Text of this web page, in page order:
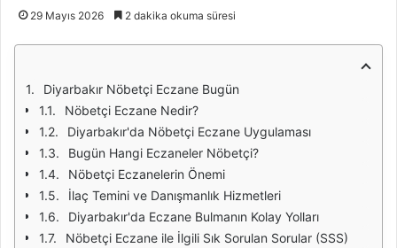
29 Mayıs 2026 2 dakika okuma süresi
Diyarbakır Nöbetçi Eczane Bugün
Nöbetçi Eczane Nedir?
Diyarbakır'da Nöbetçi Eczane Uygulaması
Bugün Hangi Eczaneler Nöbetçi?
Nöbetçi Eczanelerin Önemi
İlaç Temini ve Danışmanlık Hizmetleri
Diyarbakır'da Eczane Bulmanın Kolay Yolları
Nöbetçi Eczane ile İlgili Sık Sorulan Sorular (SSS)